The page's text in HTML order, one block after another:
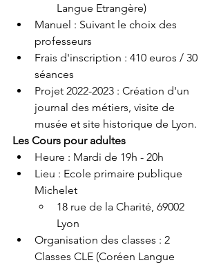
Langue Etrangère)
Manuel : Suivant le choix des
professeurs
Frais d'inscription : 410 euros / 30
séances
Projet 2022-2023 : Création d'un
journal des métiers, visite de
musée et site historique de Lyon.
Les Cours pour adultes
Heure : Mardi de 19h - 20h
Lieu : Ecole primaire publique
Michelet
18 rue de la Charité, 69002
Lyon
Organisation des classes : 2
Classes CLE (Coréen Langue